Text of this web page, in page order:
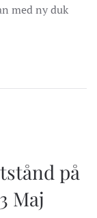
med ny duk
på
Maj